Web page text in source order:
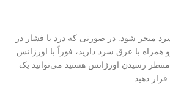
منجر شود. در صورتی که درد یا فشار در
همراه با عرق سرد دارید، فوراً با اورژانس
رسیدن اورژانس هستید می‌توانید یک
دهید.